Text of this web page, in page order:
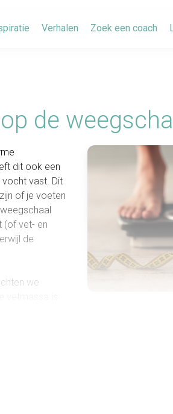
Verhalen Zoek een coach
de
dit ook een
vast. Dit
of je voeten
(of vet- en
de
we